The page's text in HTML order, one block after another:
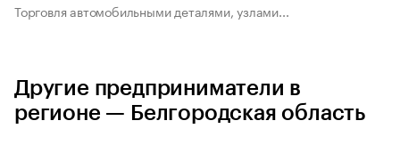
Торговля автомобильными деталями, узлами...
Другие предприниматели в
регионе — Белгородская область